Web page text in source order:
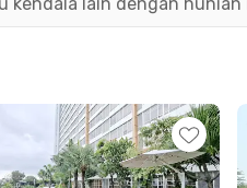
Lama Tangerang, Kopi
Wish Management -
mandi dilengkapi
booking sekarang